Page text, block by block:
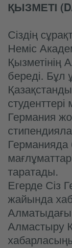
ҚЫЗМЕТІ
Сіздің
Неміс
береді. Бұл
Германия
Германияда
таратады.
Егерде Сіз
жайында
Алмастыру